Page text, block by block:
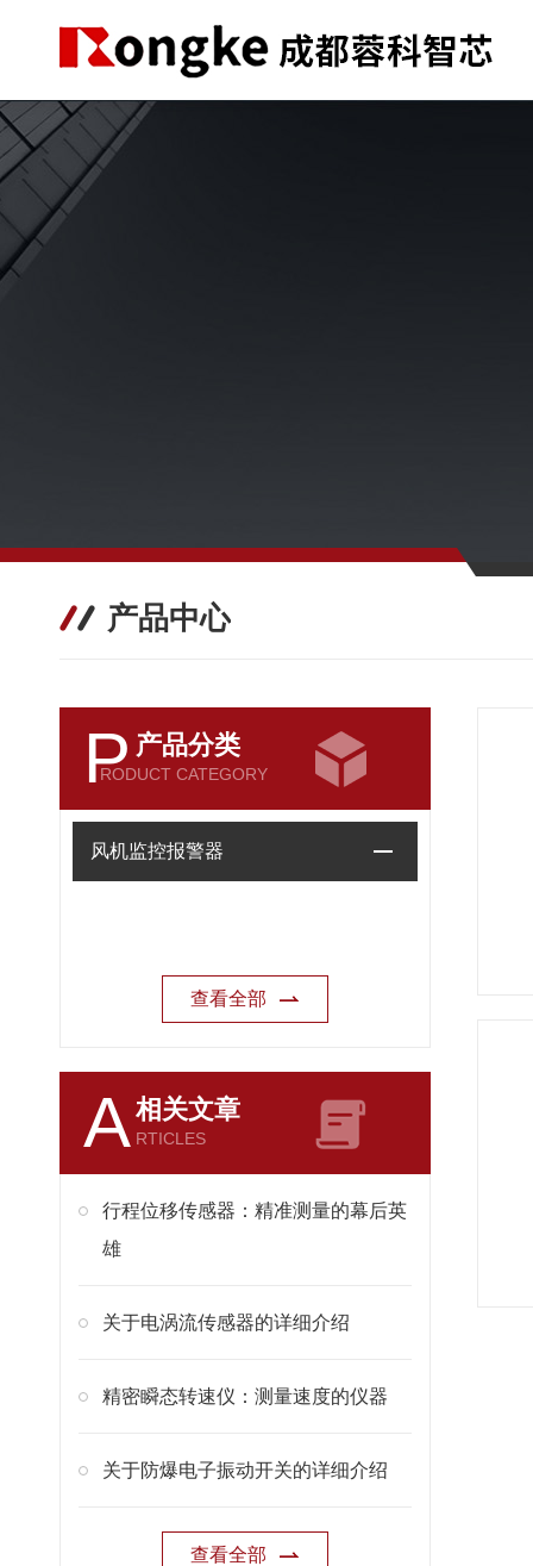
产品中心
P 产品分类
RODUCT CATEGORY
风机监控报警器
查看全部
A相关文章
RTICLES
行程位移传感器：精准测量的幕后英
雄
关于电涡流传感器的详细介绍
精密瞬态转速仪：测量速度的仪器
关于防爆电子振动开关的详细介绍
查看全部